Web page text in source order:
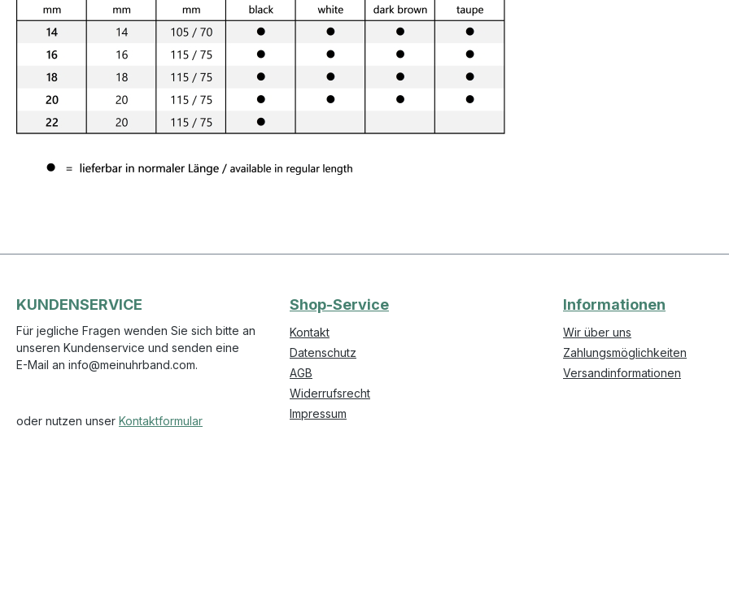
KUNDENSERVICE
Für jegliche Fragen wenden Sie sich bitte an
unseren Kundenservice und senden eine
E-Mail an info@meinuhrband.com.
oder nutzen unser Kontaktformular
Shop-Service
Kontakt
Datenschutz
AGB
Widerrufsrecht
Impressum
Informationen
Wir über uns
Zahlungsmöglichkeiten
Versandinformationen